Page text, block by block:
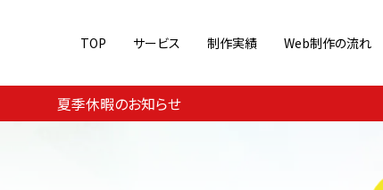
夏季休暇のお知らせ
TOP サービス
Web集客・運用支援
制作実績
ジャンル別に見る
Web制作の流れ